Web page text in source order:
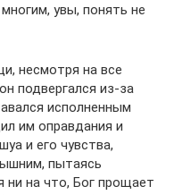
увы, понять не
несмотря на все
подвергался из-за
исполненным
им оправдания и
и его чувства,
пытаясь
на что, Бог прощает